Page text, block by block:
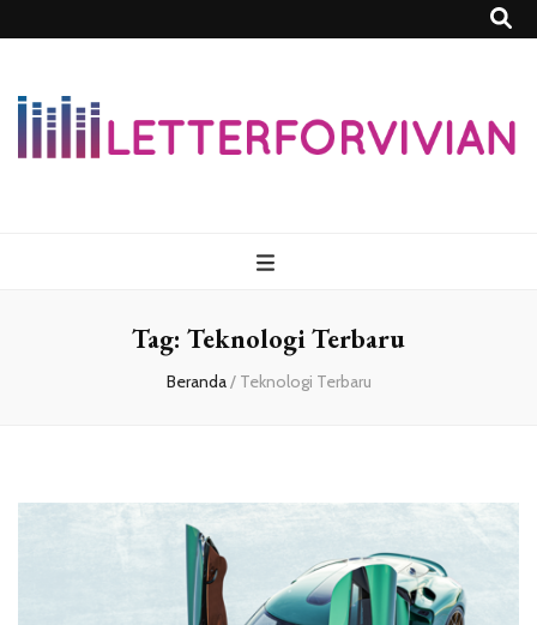
Tag: Teknologi Terbaru
Beranda/ Teknologi Terbaru